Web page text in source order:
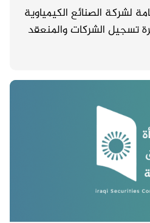
لشركة الصنائع الكيمياوية
تسجيل الشركات والمنعقد